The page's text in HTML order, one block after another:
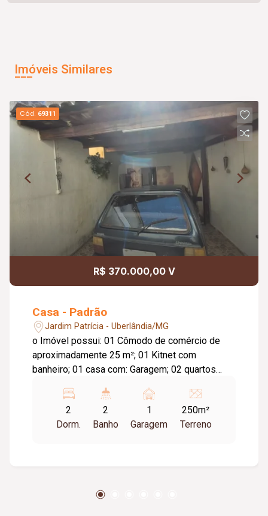
Imóveis Similares
Cód. 69311
R$ 370.000,00 V
Casa - Padrão
Jardim Patrícia - Uberlândia/MG
o Imóvel possui: 01 Cômodo de comércio de
aproximadamente 25 m²; 01 Kitnet com
banheiro; 01 casa com: Garagem; 02 quartos
Banheiro social; Cozinha com armários; Copa;
Varanda; Cômodo de despejo; Quintal; 02 Padrão
de energia.
2
Dorm.
2
Banho
1
Garagem
250m²
Terreno